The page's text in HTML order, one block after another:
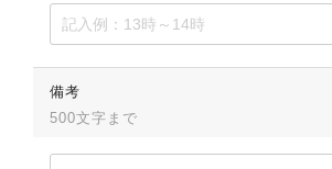
備考
500文字まで